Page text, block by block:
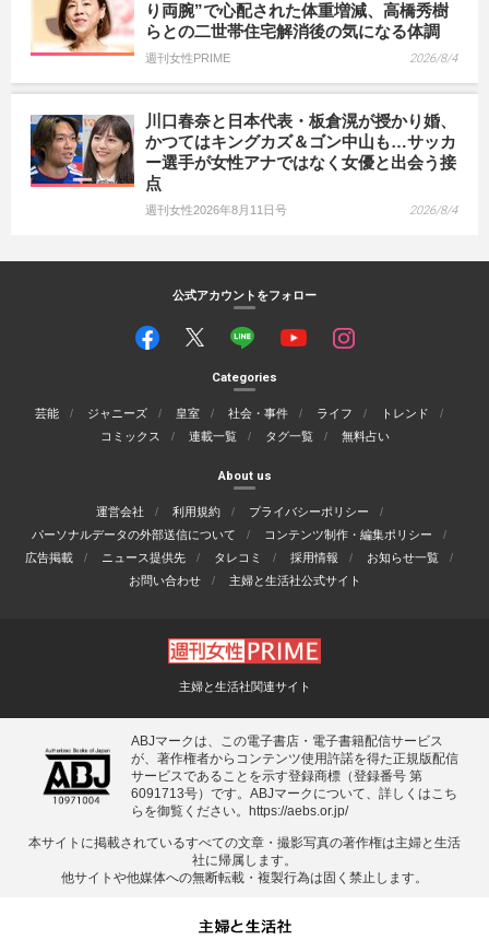
り両腕”で心配された体重増減、高橋秀樹
らとの二世帯住宅解消後の気になる体調
週刊女性PRIME 2026/8/4
川口春奈と日本代表・板倉滉が授かり婚、
かつてはキングカズ＆ゴン中山も…サッカ
ー選手が女性アナではなく女優と出会う接
点
週刊女性2026年8月11日号 2026/8/4
公式アカウントをフォロー
Categories
芸能 ジャニーズ 皇室 社会・事件 ライフ
トレンド
コミックス
連載一覧 タグ一覧 無料占い
About us
運営会社 利用規約
プライバシーポリシー
パーソナルデータの外部送信について
コンテンツ制作・編集ポリシー
広告掲載
ニュース提供先 タレコミ 採用情報
お知らせ一覧
お問い合わせ
主婦と生活社公式サイト
主婦と生活社関連サイト
ABJマークは、この電子書店・電子書籍配信サービス
が、著作権者からコンテンツ使用許諾を得た正規版配信
サービスであることを示す登録商標（登録番号 第
6091713号）です。ABJマークについて、詳しくはこち
らを御覧ください。
https://aebs.or.jp/
本サイトに掲載されているすべての⽂章・撮影写真の著作権は主婦と⽣活
社に帰属します。
他サイトや他媒体への無断転載・複製⾏為は固く禁⽌します。